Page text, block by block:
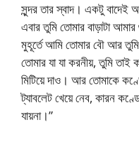
সুন্দর তার স্বাদ। একটু বাদেই
এবার তুমি তোমার বাড়াটা
মুহূর্তে আমি তোমার বৌ আর
তোমার যা যা করনীয়, তুমি
মিটিয়ে দাও। আর তোমাকে
ট্যাবলেট খেয়ে নেব, কারন
যায়না।”